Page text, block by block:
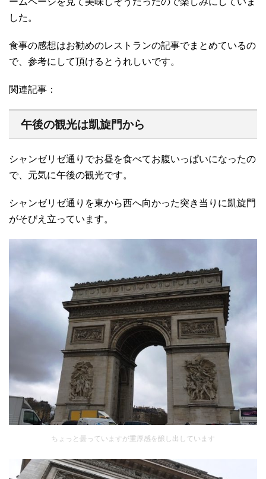
した。
食事の感想はお勧めのレストランの記事でまとめているの
で、参考にして頂けるとうれしいです。
関連記事：
午後の観光は凱旋門から
シャンゼリゼ通りでお昼を食べてお腹いっぱいになったの
で、元気に午後の観光です。
シャンゼリゼ通りを東から西へ向かった突き当りに凱旋門
がそびえ立っています。
ちょっと曇っていますが重厚感を醸し出しています